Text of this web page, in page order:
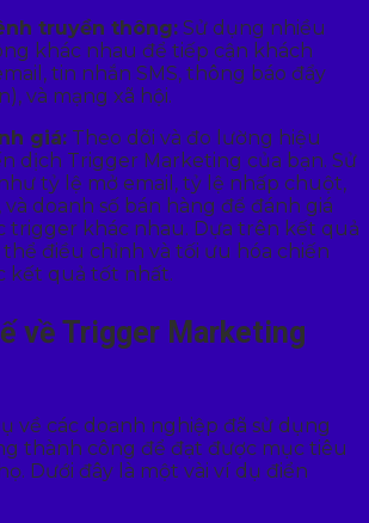
truyền thông: Sử dụng nhiều
khác nhau để tiếp cận khách
tin nhắn SMS, thông báo đẩy
và mạng xã hội.
giá: Theo dõi và đo lường hiệu
dịch Trigger Marketing của bạn. Sử
tỷ lệ mở email, tỷ lệ nhấp chuột,
doanh số bán hàng để đánh giá
trigger khác nhau. Dựa trên kết quả
thể điều chỉnh và tối ưu hóa chiến
kết quả tốt nhất.
về Trigger Marketing
về các doanh nghiệp đã sử dụng
thành công để đạt được mục tiêu
Dưới đây là một vài ví dụ điển